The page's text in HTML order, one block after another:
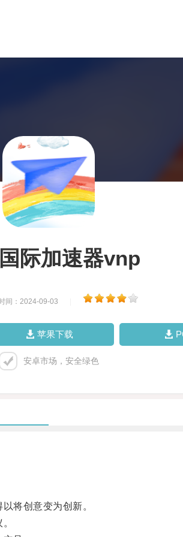
际加速器vnp
间：2024-09-03
苹果下载
安卓市场，安全绿色
将创意变为创新。